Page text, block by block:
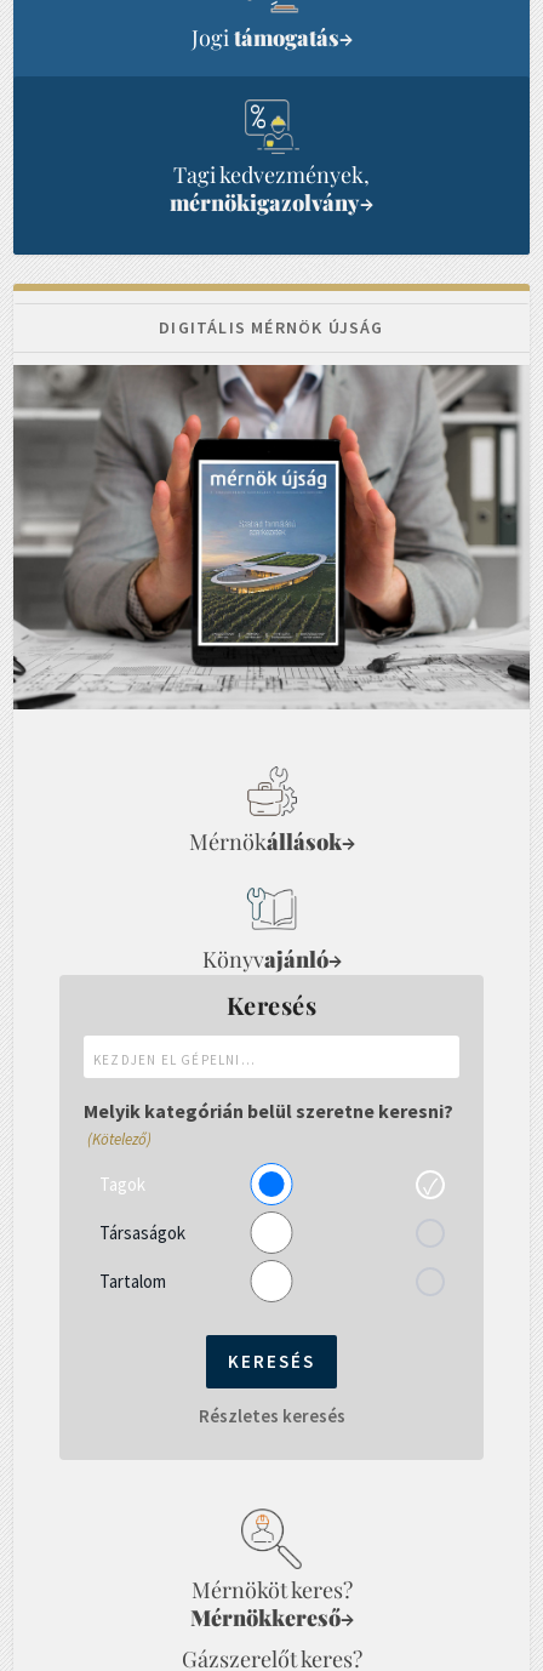
Jogitámogatás→
Tagi kedvezmények,
mérnökigazolvány→
DIGITÁLIS MÉRNÖK ÚJSÁG
Mérnökállások→
Könyvajánló→
Keresés
el
gépelni...
Melyik kategórián belül szeretne keresni?
(Kötelező)
Tagok
Társaságok
Tartalom
Részletes keresés
Mérnököt keres?
Mérnökkereső→
Gázszerelőt keres?